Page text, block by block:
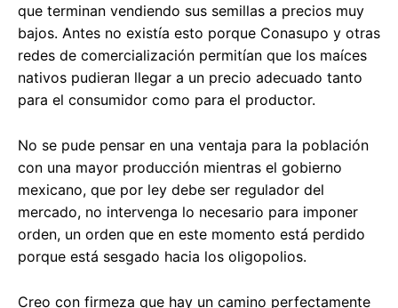
que terminan vendiendo sus semillas a precios muy
bajos. Antes no existía esto porque Conasupo y otras
redes de comercialización permitían que los maíces
nativos pudieran llegar a un precio adecuado tanto
para el consumidor como para el productor.
No se pude pensar en una ventaja para la población
con una mayor producción mientras el gobierno
mexicano, que por ley debe ser regulador del
mercado, no intervenga lo necesario para imponer
orden, un orden que en este momento está perdido
porque está sesgado hacia los oligopolios.
Creo con firmeza que hay un camino perfectamente